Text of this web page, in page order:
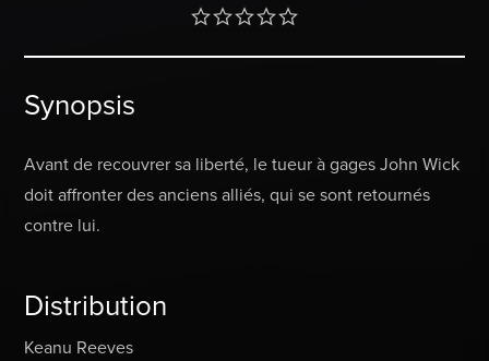
Synopsis
Avant de recouvrer sa liberté, le tueur à gages John Wick
doit affronter des anciens alliés, qui se sont retournés
contre lui.
Distribution
Keanu Reeves